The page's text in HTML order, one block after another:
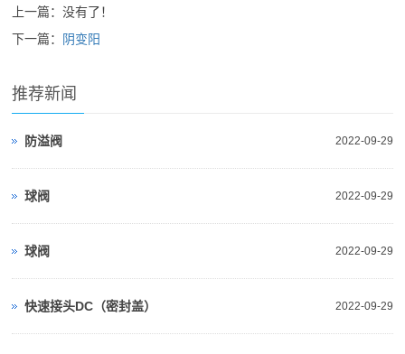
上一篇：没有了！
下一篇： 阴变阳
推荐新闻
2022-09-29
防溢阀
2022-09-29
球阀
2022-09-29
球阀
2022-09-29
快速接头DC（密封盖）